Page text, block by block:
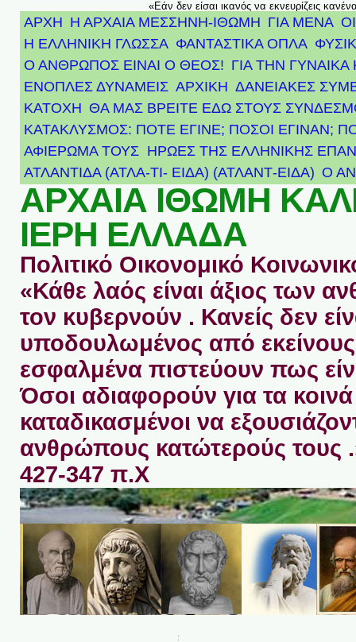
«Εάν δεν είσαι ικανός να εκνευρίζεις
ΑΡΧΗ Η ΑΡΧΑΙΑ ΜΕΣΣΗΝΗ-ΙΘΩΜΗ ΓΙΑ ΜΕΝΑ
Η ΕΛΛΗΝΙΚΗ ΓΛΩΣΣΑ ΦΑΝΤΑΣΤΙΚΑ ΟΠΛΑ
Ο ΑΝΘΡΩΠΟΣ ΕΙΝΑΙ Ο ΘΕΟΣ! ΓΙΑ ΤΗΝ ΓΥΝΑΙΚΑ
ΕΝΟΠΛΕΣ ΔΥΝΑΜΕΙΣ ΑΡΧΙΚΉ ΔΑΝΕΙΑΚΕΣ
ΚΑΤΟΧΗ ΘΑ ΜΑΣ ΒΡΕΙΤΕ ΕΔΩ ΣΤΟΥΣ
ΚΑΤΑΚΛΥΣΜΟΣ: ΠΟΤΕ ΕΓΙΝΕ; ΠΟΣΟΙ ΕΓΙΝΑΝ;
ΑΦΙΈΡΩΜΑ ΤΟΥΣ ΉΡΩΕΣ ΤΗΣ ΕΛΛΗΝΙΚΉΣ
ΑΤΛΑΝΤΊΔΑ (ΑΤΛΑ-ΤΙ- ΕΙΔΑ) (ΑΤΛΑΝΤ-ΕΙΔΑ) Ο
ΑΡΧΑΙΑ ΙΘΩΜΗ
ΙΕΡΗ ΕΛΛΑΔΑ
Πολιτικό Οικονομικό
«Κάθε λαός είναι άξιος των
τον κυβερνούν . Κανείς δεν
υποδουλωμένος από
εσφαλμένα πιστεύουν πως
Όσοι αδιαφορούν για τα κοινά
καταδικασμένοι να
ανθρώπους κατώτερούς τους
427-347 π.Χ